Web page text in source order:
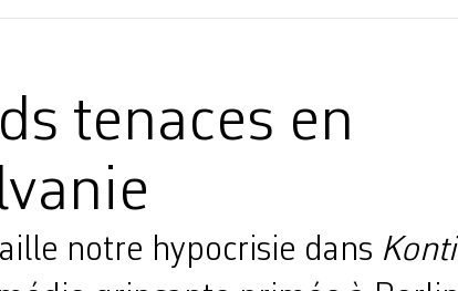
tenaces en
notre hypocrisie dans